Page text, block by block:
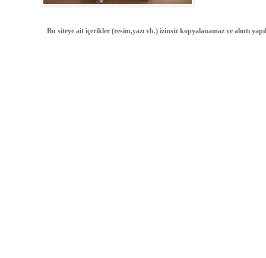
Bu siteye ait içerikler (resim,yazı vb.) izinsiz kopyalanamaz ve alıntı